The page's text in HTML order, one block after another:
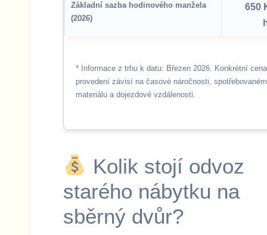
Základní sazba hodinového manžela
(2026)
650
* Informace z trhu k datu: Březen 2026. Konkrétní cena
provedení závisí na časové náročnosti, spotřebovaném
materiálu a dojezdové vzdálenosti.
Kolik stojí odvoz
starého nábytku na
sběrný dvůr?